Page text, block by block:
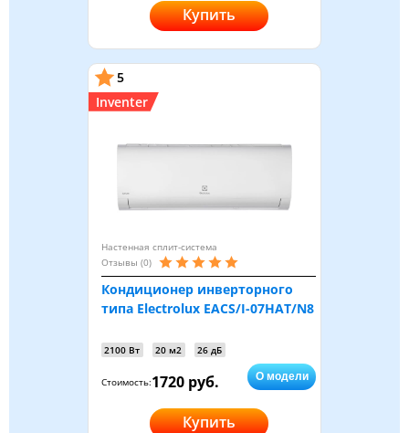
Купить
5
Inventer
Настенная сплит-система
Отзывы (0)
Кондиционер инверторного
типа Electrolux EACS/I-07HAT/N8
2100 Вт 20 м2 26 дБ
Стоимость:1720 руб. О модели
Купить